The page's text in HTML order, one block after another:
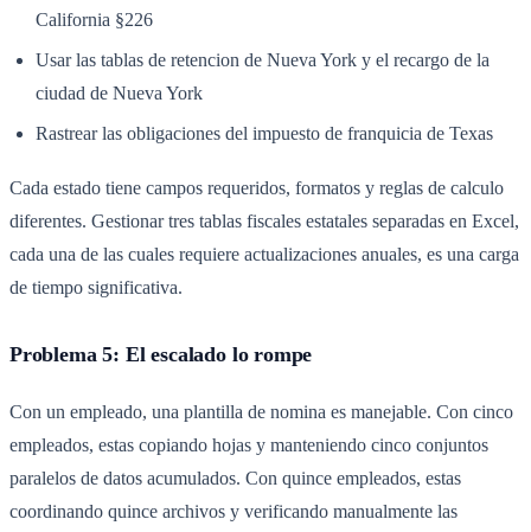
California §226
Usar las tablas de retencion de Nueva York y el recargo de la
ciudad de Nueva York
Rastrear las obligaciones del impuesto de franquicia de Texas
Cada estado tiene campos requeridos, formatos y reglas de calculo
diferentes. Gestionar tres tablas fiscales estatales separadas en Excel,
cada una de las cuales requiere actualizaciones anuales, es una carga
de tiempo significativa.
Problema 5: El escalado lo rompe
Con un empleado, una plantilla de nomina es manejable. Con cinco
empleados, estas copiando hojas y manteniendo cinco conjuntos
paralelos de datos acumulados. Con quince empleados, estas
coordinando quince archivos y verificando manualmente las